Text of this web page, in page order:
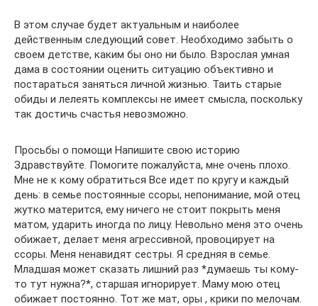
В этом случае будет актуальным и наиболее
действенным следующий совет. Необходимо забыть о
своем детстве, каким бы оно ни было. Взрослая умная
дама в состоянии оценить ситуацию объективно и
постараться заняться личной жизнью. Таить старые
обиды и лелеять комплексы не имеет смысла, поскольку
так достичь счастья невозможно.
Просьбы о помощи Напишите свою историю
Здравствуйте. Помогите пожалуйста, мне очень плохо.
Мне не к кому обратиться Все идет по кругу и каждый
день: в семье постоянные ссоры, непонимание, мой отец
жутко матерится, ему ничего не стоит покрыть меня
матом, ударить иногда по лицу. Невольно меня это очень
обижает, делает меня агрессивной, провоцирует на
ссоры. Меня ненавидят сестры. Я средняя в семье.
Младшая может сказать лишний раз *думаешь ты кому-
то тут нужна?*, старшая игнорирует. Маму мою отец
обижает постоянно. Тот же мат, оры , крики по мелочам.